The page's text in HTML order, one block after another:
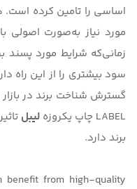
اساسی را تامین کرده‌ است.
مورد نیاز به‌صورت اصولی
زمانی‌که شرایط مورد پسند
سود بیشتری را از این راه
گسترش شناخت برند در
LABEL چاپ یکروزهلیبل
برند دارد.
benefit from high-quality